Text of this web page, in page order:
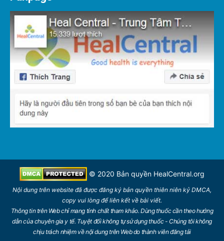
© 2020 Bản quyền HealCentral.org
Nội dung trên website đã được đăng ký bản quyền thiên niên kỷ DMCA,
copy vui lòng đểliên kếtvề bài viết.
Thông tin trên Web chỉ mang tính chất tham khảo. Dùng thuốc cần theo hướng
dẫn của chuyên gia y tế. Tuyệt đối không tự sử dụng thuốc - Chúng tôi không
chịu trách nhiệm về nội dung trên Web do thành viên đăng tải